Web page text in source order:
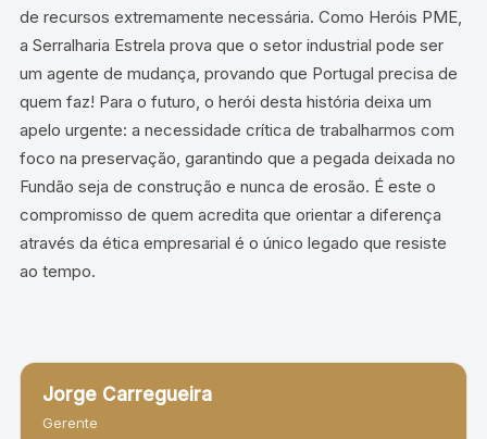
de recursos extremamente necessária. Como Heróis PME,
a Serralharia Estrela prova que o setor industrial pode ser
um agente de mudança, provando que Portugal precisa de
quem faz! Para o futuro, o herói desta história deixa um
apelo urgente: a necessidade crítica de trabalharmos com
foco na preservação, garantindo que a pegada deixada no
Fundão seja de construção e nunca de erosão. É este o
compromisso de quem acredita que orientar a diferença
através da ética empresarial é o único legado que resiste
ao tempo.
Jorge Carregueira
Gerente